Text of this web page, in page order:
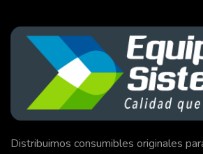
Distribuimos consumibles originales